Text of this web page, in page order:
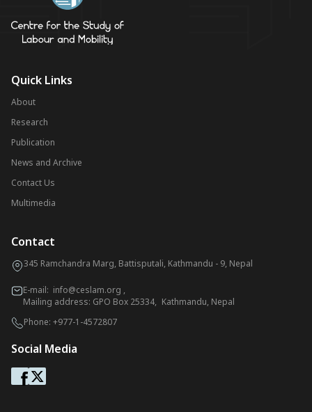
Quick Links
About
Research
Publication
News and Archive
Contact Us
Multimedia
Contact
345 Ramchandra Marg, Battisputali, Kathmandu - 9, Nepal
E-mail: info@ceslam.org ,
Mailing address: GPO Box 25334, Kathmandu, Nepal
Phone: +977-1-4572807
Social Media